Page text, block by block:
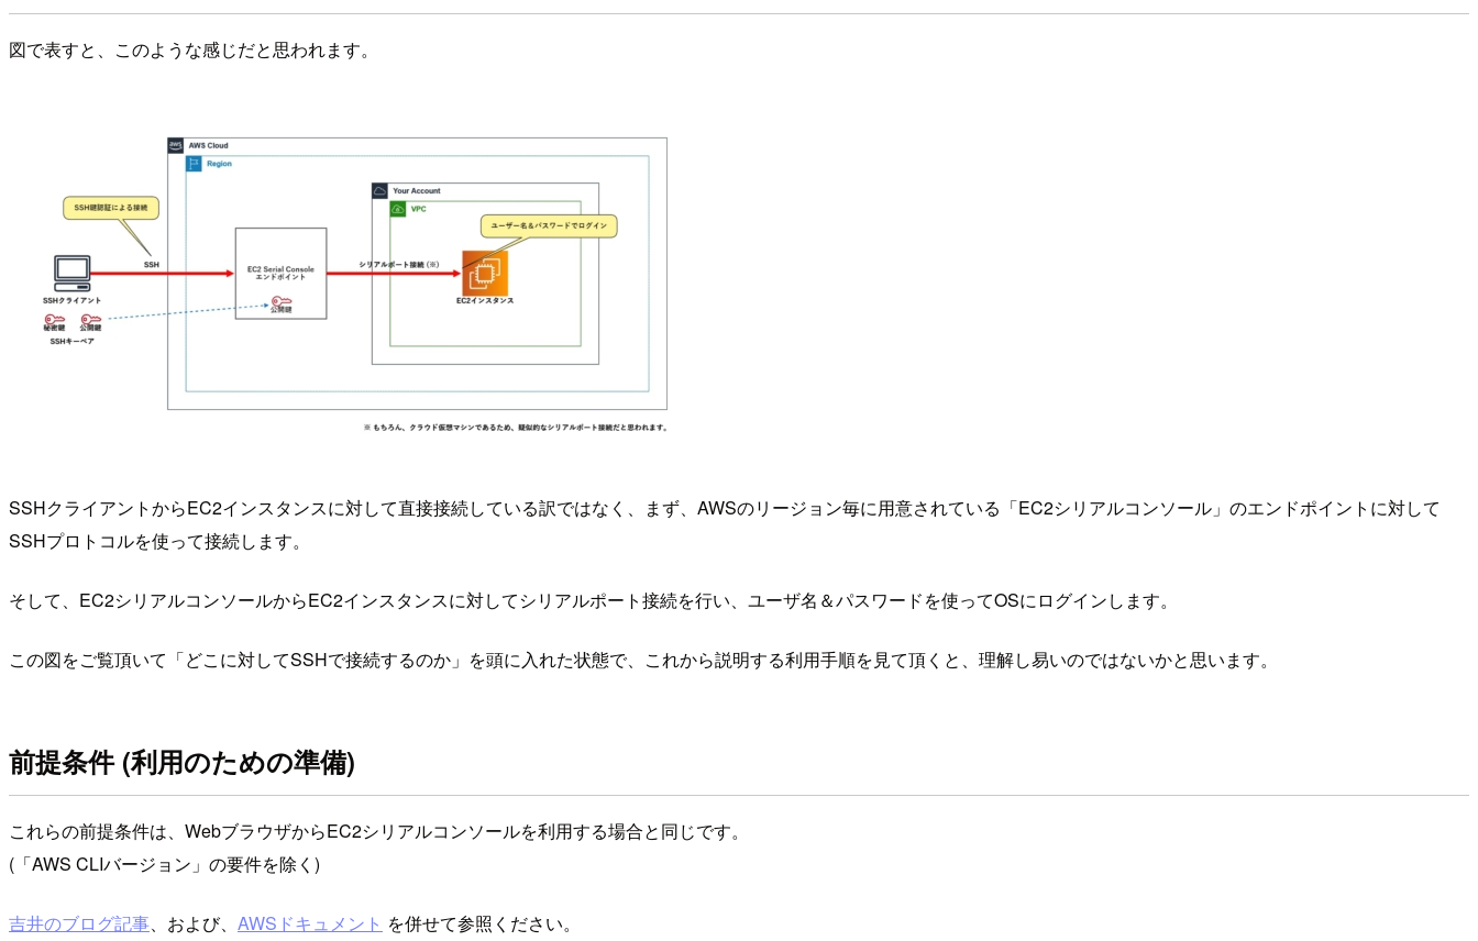
図で表すと、このような感じだと思われます。
SSHクライアントからEC2インスタンスに対して直接接続している訳ではなく、まず、AWSのリージョン毎に用意されている「EC2シリアルコンソール」のエンドポイントに対して
SSHプロトコルを使って接続します。
そして、EC2シリアルコンソールからEC2インスタンスに対してシリアルポート接続を行い、ユーザ名＆パスワードを使ってOSにログインします。
この図をご覧頂いて「どこに対してSSHで接続するのか」を頭に入れた状態で、これから説明する利用手順を見て頂くと、理解し易いのではないかと思います。
前提条件 (利用のための準備)
これらの前提条件は、WebブラウザからEC2シリアルコンソールを利用する場合と同じです。
(「AWS CLIバージョン」の要件を除く)
吉井のブログ記事、および、 AWSドキュメント を併せて参照ください。